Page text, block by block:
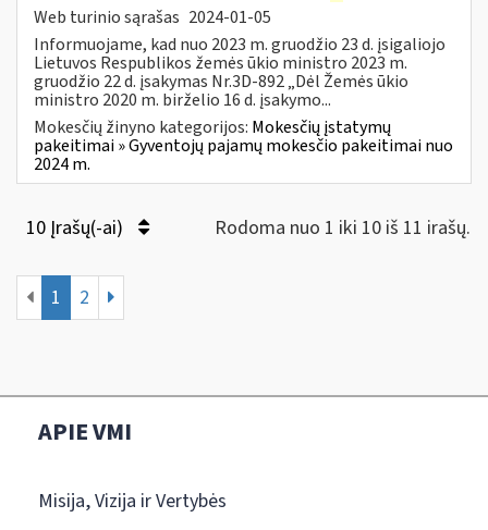
Web turinio sąrašas 2024-01-05
Informuojame, kad nuo 2023 m. gruodžio 23 d. įsigaliojo
Lietuvos Respublikos žemės ūkio ministro 2023 m.
gruodžio 22 d. įsakymas Nr.3D-892 „Dėl Žemės ūkio
ministro 2020 m. birželio 16 d. įsakymo...
Mokesčių žinyno kategorijos: Mokesčių įstatymų
pakeitimai » Gyventojų pajamų mokesčio pakeitimai nuo
2024 m.
10 Įrašų(-ai) Rodoma nuo 1 iki 10 iš 11 irašų.
1 2
APIE VMI
Misija, Vizija ir Vertybės